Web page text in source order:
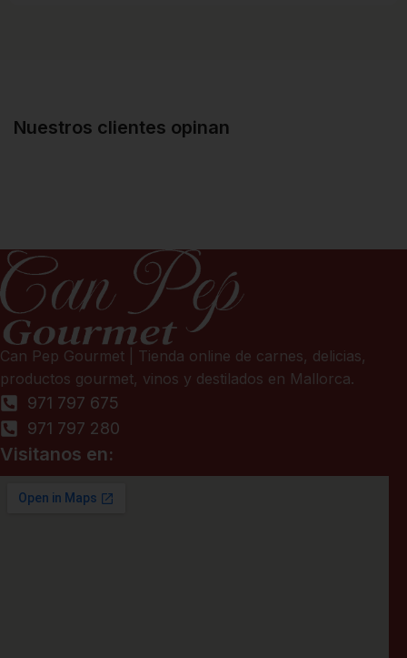
Nuestros clientes opinan
Can Pep Gourmet | Tienda online de carnes, delicias,
productos gourmet, vinos y destilados en Mallorca.
971 797 675
971 797 280
Visitanos en: